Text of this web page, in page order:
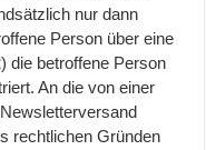
nur dann
Person über eine
die betroffene Person
An die von einer
rechtlichen Gründen